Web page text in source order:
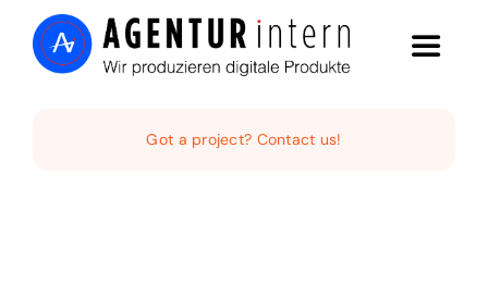
Toggle
Got a project? Contact us!